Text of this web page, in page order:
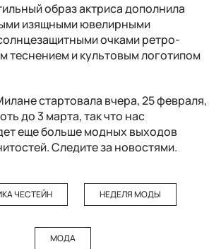
образ актриса дополнила
изящными ювелирными
очками ретро-
теснением и культовым логотипом
стартовала вчера, 25 февраля,
до 3 марта, так что нас
еще больше модных выходов
Следите за новостями.
ЧЕСТЕЙН НЕДЕЛЯ МОДЫ
МОДА